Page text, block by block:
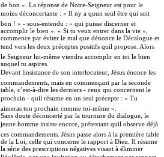
de bon ». La réponse de Notre-Seigneur est pour le
moins déconcertante : « Il ny a quun seul être qui soit
bon ! » - sous-entendu : « qui puisse discerner et
accomplir le bien ». « Si tu veux entrer dans la vie »,
commence par éviter le mal que dénonce le Décalogue et
tend vers les deux préceptes positifs quil propose. Alors
le Seigneur lui-même viendra accomplir en toi le bien
auquel tu aspires.
Devant linsistance de son interlocuteur, Jésus énonce les
commandements, mais en commençant par la seconde
table, c’est-à-dire les derniers - ceux qui concernent le
prochain - quil résume en un seul précepte : « Tu
aimeras ton prochain comme toi-même ».
Sans doute déconcerté par la tournure du dialogue, le
jeune homme insiste encore, prétextant quil observe déjà
ces commandements. Jésus passe alors à la première table
de la Loi, celle qui concerne le rapport à Dieu. Il résume
la série des prescriptions négatives visant à éliminer